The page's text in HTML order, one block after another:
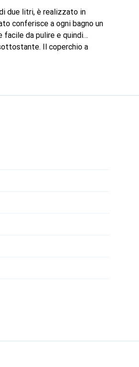
due litri, è realizzato in
conferisce a ogni bagno un
facile da pulire e quindi
Il coperchio a
pronto a riporre con
durante la colazione.